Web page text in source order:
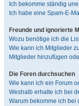
Ich bekomme ständig
Ich habe eine Spam-E-
Freunde und ignorierte
Wozu benötige ich die
Wie kann ich Mitglieder
Mitglieder hinzufügen
Die Foren durchsuchen
Wie kann ich ein Forum
Weshalb erhalte ich bei
Warum bekomme ich bei